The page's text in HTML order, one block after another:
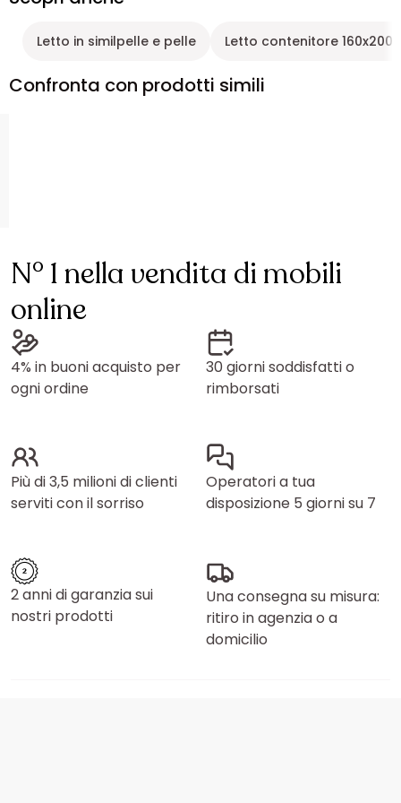
Letto in similpelle e pelle Letto contenitore 160x200
Confronta con prodotti simili
N° 1 nella vendita di mobili
online
4% in buoni acquisto per
ogni ordine
30 giorni soddisfatti o
rimborsati
Più di 3,5 milioni di clienti
serviti con il sorriso
Operatori a tua
disposizione 5 giorni su 7
2 anni di garanzia sui
nostri prodotti
Una consegna su misura:
ritiro in agenzia o a
domicilio